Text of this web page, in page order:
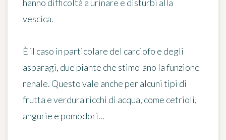
hanno difficoltà a urinare e disturbi alla
vescica.
È il caso in particolare del carciofo e degli
asparagi, due piante che stimolano la funzione
renale. Questo vale anche per alcuni tipi di
frutta e verdura ricchi di acqua, come cetrioli,
angurie e pomodori...